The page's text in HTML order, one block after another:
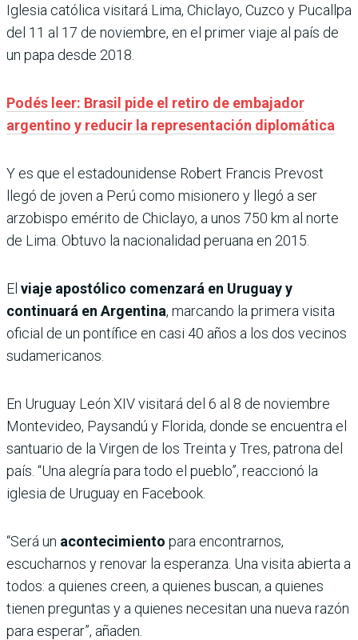
Iglesia católica visitará Lima, Chiclayo, Cuzco y Pucallpa
del 11 al 17 de noviembre, en el primer viaje al país de
un papa desde 2018.
Podés leer: Brasil pide el retiro de embajador
argentino y reducir la representación diplomática
Y es que el estadounidense Robert Francis Prevost
llegó de joven a Perú como misionero y llegó a ser
arzobispo emérito de Chiclayo, a unos 750 km al norte
de Lima. Obtuvo la nacionalidad peruana en 2015.
El viaje apostólico comenzará en Uruguay y
continuará en Argentina, marcando la primera visita
oficial de un pontífice en casi 40 años a los dos vecinos
sudamericanos.
En Uruguay León XIV visitará del 6 al 8 de noviembre
Montevideo, Paysandú y Florida, donde se encuentra el
santuario de la Virgen de los Treinta y Tres, patrona del
país. “Una alegría para todo el pueblo”, reaccionó la
iglesia de Uruguay en Facebook.
“Será un acontecimiento para encontrarnos,
escucharnos y renovar la esperanza. Una visita abierta a
todos: a quienes creen, a quienes buscan, a quienes
tienen preguntas y a quienes necesitan una nueva razón
para esperar”, añaden.